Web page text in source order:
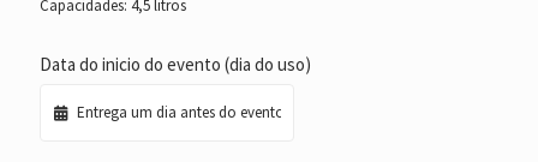
Capacidades: 4,5 litros
Data do inicio do evento (dia do uso)